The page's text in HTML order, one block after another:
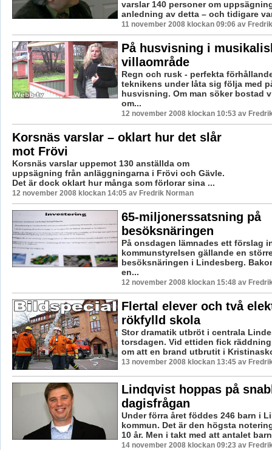
varslar 140 personer om
anledning av detta – och tidigare
11 november 2008 klockan 09:06 av
På husvisning i
villaområde
Regn och rusk - perfekta
teknikens under låta sig följa med
husvisning. Om man söker bostad
om...
12 november 2008 klockan 10:53 av
Korsnäs varslar – oklart hur det slår
mot Frövi
Korsnäs varslar uppemot 130 anställda om
uppsägning från anläggningarna i Frövi och Gävle.
Det är dock oklart hur många som förlorar sina ...
12 november 2008 klockan 14:05 av Fredrik Norman
65-miljonerssatsning på
besöksnäringen
På onsdagen lämnades ett förslag
kommunstyrelsen gällande en
besöksnäringen i Lindesberg.
en...
12 november 2008 klockan 15:48 av
Flertal elever och två
rökfylld skola
Stor dramatik utbröt i centrala
torsdagen. Vid ettiden fick
om att en brand utbrutit i
13 november 2008 klockan 13:45 av
Lindqvist hoppas på
dagisfrågan
Under förra året föddes 246 barn i
kommun. Det är den högsta
10 år. Men i takt med att antalet
14 november 2008 klockan 09:23 av